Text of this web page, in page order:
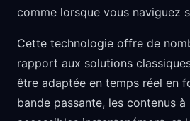
comme lorsque vous naviguez
Cette technologie offre de
rapport aux solutions
être adaptée en temps réel en
bande passante, les contenus